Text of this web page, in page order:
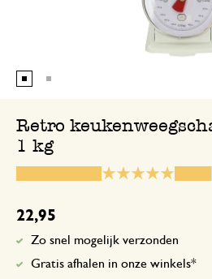
Retro
1 kg
22,95
Zo snel mogelijk verzonden
Gratis afhalen in onze winkels*
28 oktober
Enkel een
12
Enkel een